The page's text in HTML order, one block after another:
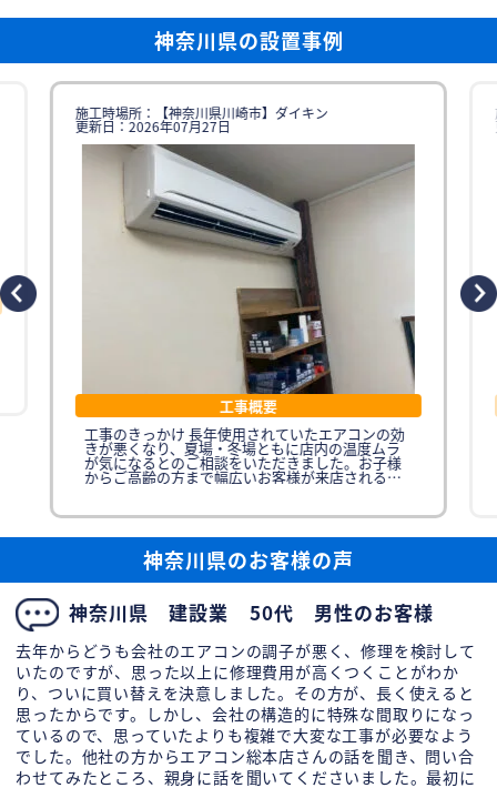
神奈川県の設置事例
施工時場所：【神奈川県川崎市】ダイキン
更新日：2026年07月27日
工事概要
工事のきっかけ 長年使用されていたエアコンの効
きが悪くなり、夏場・冬場ともに店内の温度ムラ
が気になるとのご相談をいただきました。お子様
からご高齢の方まで幅広いお客様が来店されるた
め、どの年代の方にも快適に過ごしていただける
ン総
神奈川県のお客様の声
神奈川県 建設業 50代 男性のお客様
去年からどうも会社のエアコンの調子が悪く、修理を検討して
いたのですが、思った以上に修理費用が高くつくことがわか
り、ついに買い替えを決意しました。その方が、長く使えると
思ったからです。しかし、会社の構造的に特殊な間取りになっ
ているので、思っていたよりも複雑で大変な工事が必要なよう
でした。他社の方からエアコン総本店さんの話を聞き、問い合
わせてみたところ、親身に話を聞いてくださいました。最初に